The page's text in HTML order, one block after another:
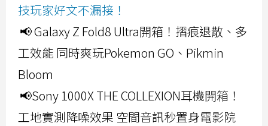
技玩家好文不漏接！
📢 Galaxy Z Fold8 Ultra開箱！摺痕退散、多
工效能 同時爽玩Pokemon GO、Pikmin
Bloom
📢Sony 1000X THE COLLEXION耳機開箱！
工地實測降噪效果 空間音訊秒置身電影院